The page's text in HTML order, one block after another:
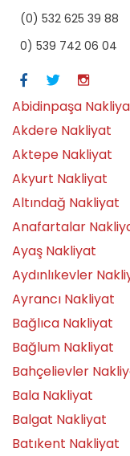
(0) 532 625 39 88
0) 539 742 06 04
Abidinpaşa
Akdere Nakliyat
Aktepe Nakliyat
Akyurt Nakliyat
Altındağ Nakliyat
Anafartalar
Ayaş Nakliyat
Aydınlıkevler
Ayrancı Nakliyat
Bağlıca Nakliyat
Bağlum Nakliyat
Bahçelievler
Bala Nakliyat
Balgat Nakliyat
Batıkent Nakliyat